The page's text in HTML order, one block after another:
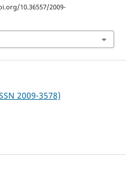
10.36557/2009-
2009-3578)